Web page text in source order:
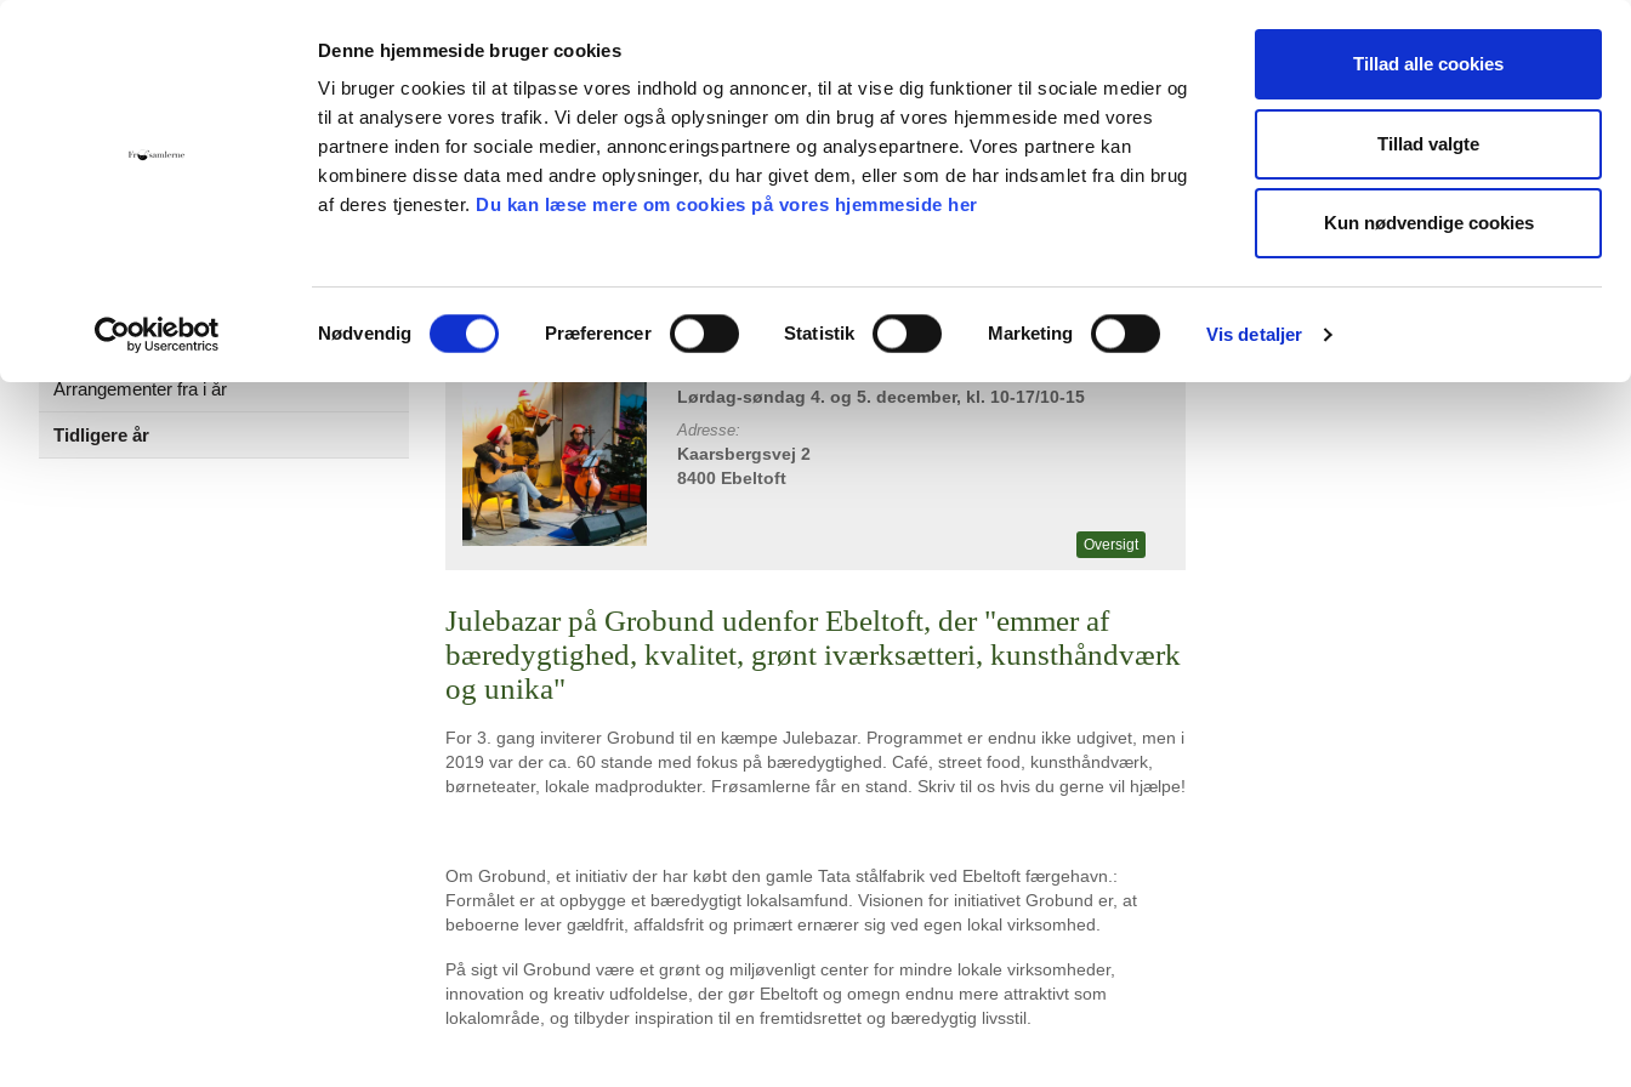
Denne hjemmeside bruger cookies
Vi bruger cookies til at tilpasse vores indhold og annoncer, til at vise dig funktioner til sociale medier og
til at analysere vores trafik. Vi deler også oplysninger om din brug af vores hjemmeside med vores
partnere inden for sociale medier, annonceringspartnere og analysepartnere. Vores partnere kan
kombinere disse data med andre oplysninger, du har givet dem, eller som de har indsamlet fra din brug
af deres tjenester. Du kan læse mere om cookies på vores hjemmeside her
Samtykkevalg
Nødvendig Præferencer Statistik Marketing Vis detaljer
Tillad alle cookies
Tillad valgte
Kun nødvendige cookies
Bliv medlem Giv en gave Find frø Webshop Nyheder Kalender
Viden om
Kommende og igangværende
arrangementer
Arrangementer fra i år
Tidligere år
GroJul
Lørdag-søndag 4. og 5. december, kl. 10-17/10-15
Adresse:
Kaarsbergsvej 2
8400 Ebeltoft
Oversigt
Julebazar på Grobund udenfor Ebeltoft, der "emmer af
bæredygtighed, kvalitet, grønt iværksætteri, kunsthåndværk
og unika"
For 3. gang inviterer Grobund til en kæmpe Julebazar. Programmet er endnu ikke udgivet, men i
2019 var der ca. 60 stande med fokus på bæredygtighed. Café, street food, kunsthåndværk,
børneteater, lokale madprodukter. Frøsamlerne får en stand. Skriv til os hvis du gerne vil hjælpe!
Om Grobund, et initiativ der har købt den gamle Tata stålfabrik ved Ebeltoft færgehavn.:
Formålet er at opbygge et bæredygtigt lokalsamfund. Visionen for initiativet Grobund er, at
beboerne lever gældfrit, affaldsfrit og primært ernærer sig ved egen lokal virksomhed.
På sigt vil Grobund være et grønt og miljøvenligt center for mindre lokale virksomheder,
innovation og kreativ udfoldelse, der gør Ebeltoft og omegn endnu mere attraktivt som
lokalområde, og tilbyder inspiration til en fremtidsrettet og bæredygtig livsstil.